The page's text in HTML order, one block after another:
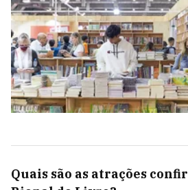
Quais são as atrações